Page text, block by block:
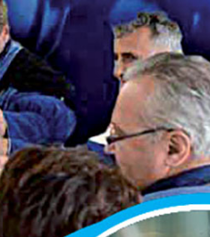
Lovagrend rendezvényei
Pálinkalovagok
A Szatmár-Beregi Pálinka
tartotta a szokásos
évek óta teszik, ezúttal is
emlékeztek meg a szőke...